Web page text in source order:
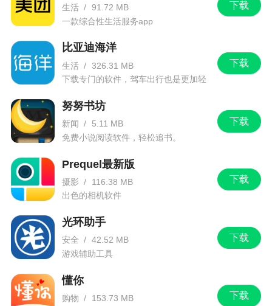
下载
生活 / 91.72 MB
一款综合性生活服务app
下载
比亚迪海洋
生活 / 326.31 MB
下载专门的软件，驾车出行也是更加轻
下载
努努书坊
新闻 /
5.11 MB
免费小说阅读软件，轻松追书。
下载
Prequel最新版
摄影 /
116.38 MB
出色的相机软件
下载
光环助手
安全 / 42.52 MB
游戏辅助工具
下载
懂你
购物 /
153.73 MB